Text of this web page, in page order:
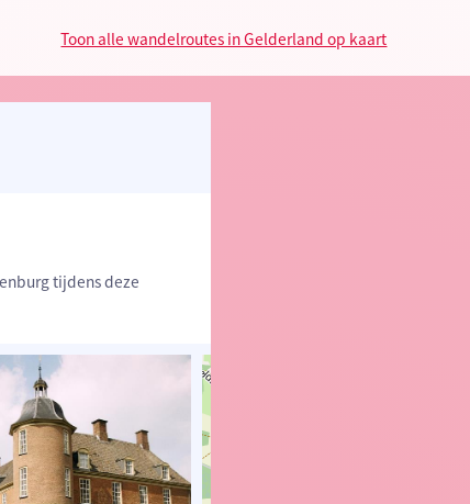
Toon alle wandelroutes in Gelderland op kaart
tijdens deze